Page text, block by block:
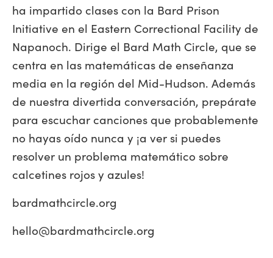
ha impartido clases con la Bard Prison
Initiative en el Eastern Correctional Facility de
Napanoch. Dirige el Bard Math Circle, que se
centra en las matemáticas de enseñanza
media en la región del Mid-Hudson. Además
de nuestra divertida conversación, prepárate
para escuchar canciones que probablemente
no hayas oído nunca y ¡a ver si puedes
resolver un problema matemático sobre
calcetines rojos y azules!
bardmathcircle.org
hello@bardmathcircle.org